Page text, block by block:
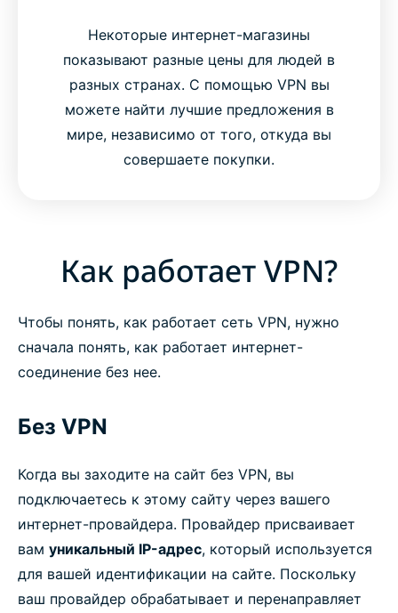
Некоторые интернет-магазины
показывают разные цены для людей в
разных странах. С помощью VPN вы
можете найти лучшие предложения в
мире, независимо от того, откуда вы
совершаете покупки.
Как работает VPN?
Чтобы понять, как работает сеть VPN, нужно
сначала понять, как работает интернет-
соединение без нее.
Без VPN
Когда вы заходите на сайт без VPN, вы
подключаетесь к этому сайту через вашего
интернет-провайдера. Провайдер присваивает
вам уникальный IP-адрес, который используется
для вашей идентификации на сайте. Поскольку
ваш провайдер обрабатывает и перенаправляет